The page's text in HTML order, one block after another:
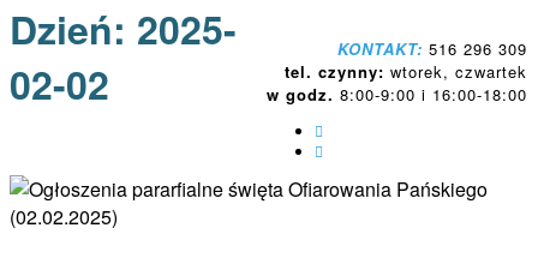
KONTAKT: 516 296 309
tel. czynny: wtorek, czwartek
w godz. 8:00-9:00 i 16:00-18:00
Dzień: 2025-
02-02